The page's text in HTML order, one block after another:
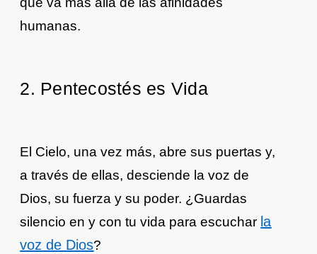
humanas.
2. Pentecostés es Vida
El Cielo, una vez más, abre sus puertas y,
a través de ellas, desciende la voz de
Dios, su fuerza y su poder. ¿Guardas
silencio en y con tu vida para escuchar la
voz de Dios?